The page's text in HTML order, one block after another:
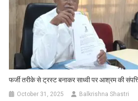
फर्जी तरीके से ट्रस्ट बनाकर साध्वी पर आश्रम की
October 31, 2025 Balkrishna Shastri